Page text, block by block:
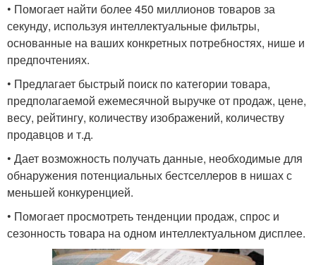
• Помогает найти более 450 миллионов товаров за
секунду, используя интеллектуальные фильтры,
основанные на ваших конкретных потребностях, нише и
предпочтениях.
• Предлагает быстрый поиск по категории товара,
предполагаемой ежемесячной выручке от продаж, цене,
весу, рейтингу, количеству изображений, количеству
продавцов и т.д.
• Дает возможность получать данные, необходимые для
обнаружения потенциальных бестселлеров в нишах с
меньшей конкуренцией.
• Помогает просмотреть тенденции продаж, спрос и
сезонность товара на одном интеллектуальном дисплее.